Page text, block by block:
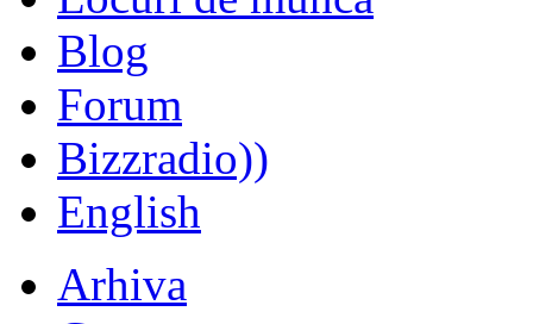
Blog
Forum
Bizzradio))
English
Arhiva